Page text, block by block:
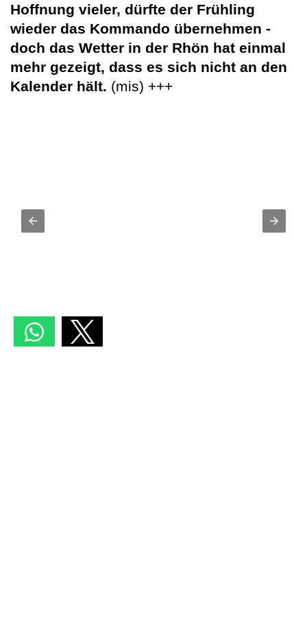
Hoffnung vieler, dürfte der Frühling
wieder das Kommando übernehmen -
doch das Wetter in der Rhön hat einmal
mehr gezeigt, dass es sich nicht an den
Kalender hält. (mis) +++